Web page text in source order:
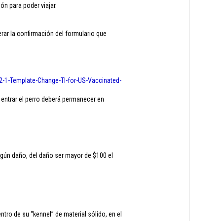
para poder viajar.
la confirmación del formulario que
1-Template-Change-TI-for-US-Vaccinated-
el perro deberá permanecer en
daño, del daño ser mayor de $100 el
de su “kennel” de material sólido, en el